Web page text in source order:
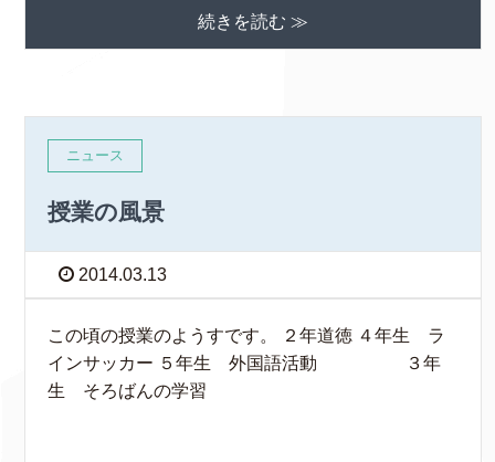
続きを読む ≫
ニュース
授業の風景
2014.03.13
この頃の授業のようすです。 ２年道徳 ４年生 ラ
インサッカー ５年生 外国語活動 ３年
生 そろばんの学習